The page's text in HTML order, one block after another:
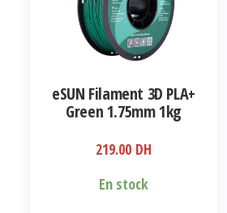
eSUN Filament 3D PLA+
Green 1.75mm 1kg
219.00 DH
En stock